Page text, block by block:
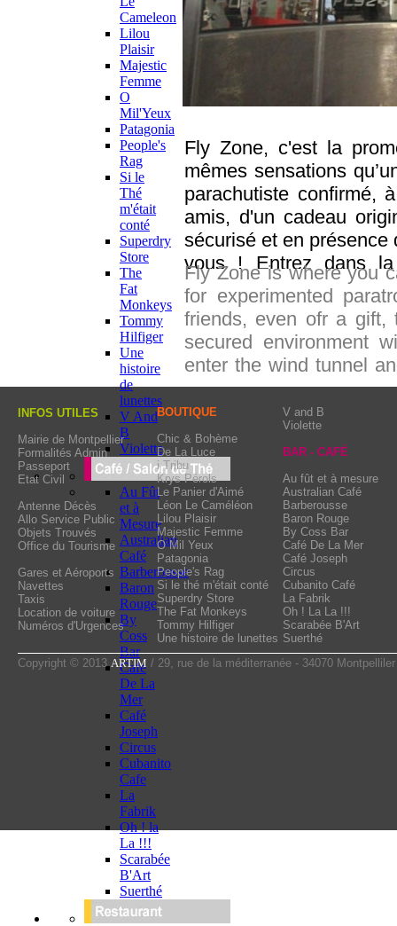
Fly Zone is where you
for experimented
friends, even ofr a gift,
secured environment
enter the wind tunnel
for a flight of 200km/h !
Fly Zone, c'est la
mêmes sensations
parachutiste confirmé,
amis, d'un cadeau
sécurisé et en présence
vous ! Entrez dans
moniteur, et voilà, vous
Cameleon
Lilou
Plaisir
Majestic
Femme
O
Mil'Yeux
Patagonia
People's
Rag
Si le
Thé
m'était
conté
Superdry
Store
The
Fat
Monkeys
Tommy
Hilfiger
Une
histoire
de
lunettes
V And
B
Violette
Au Fût
et à
Mesure
Australian
Café
Barberousse
Baron
Rouge
By
Coss
Bar
Cafe
De La
Mer
Café
Joseph
Circus
Cubanito
Cafe
La
Fabrik
Oh ! la
La !!!
Scarabée
B'Art
Suerthé
V and B
Violette
BAR - CAFÉ
Au fût et à mesure
Australian Café
Barberousse
Baron Rouge
By Coss Bar
Café De La Mer
Café Joseph
Circus
Cubanito Café
La Fabrik
Oh ! La La !!!
Scarabée B'Art
Suerthé
INFOS UTILES
Mairie de Montpellier
Formalités Admin
Passeport
Etat Civil
Antenne Décès
Allo Service Public
Objets Trouvés
Office du Tourisme
Gares et Aéroports
Navettes
Taxis
Location de voiture
Numéros d'Urgences
Copyright © 2013ARTIM / 29, rue de la méditerranée - 34070 Montpelliler
BOUTIQUE
Chic & Bohème
De La Luce
i Tribu
Krys Pérols
Le Panier d'Aimé
Léon Le Caméléon
Lilou Plaisir
Majestic Femme
O Mil Yeux
Patagonia
People's Rag
Si le thé m'était conté
Superdry Store
The Fat Monkeys
Tommy Hilfiger
Une histoire de lunettes